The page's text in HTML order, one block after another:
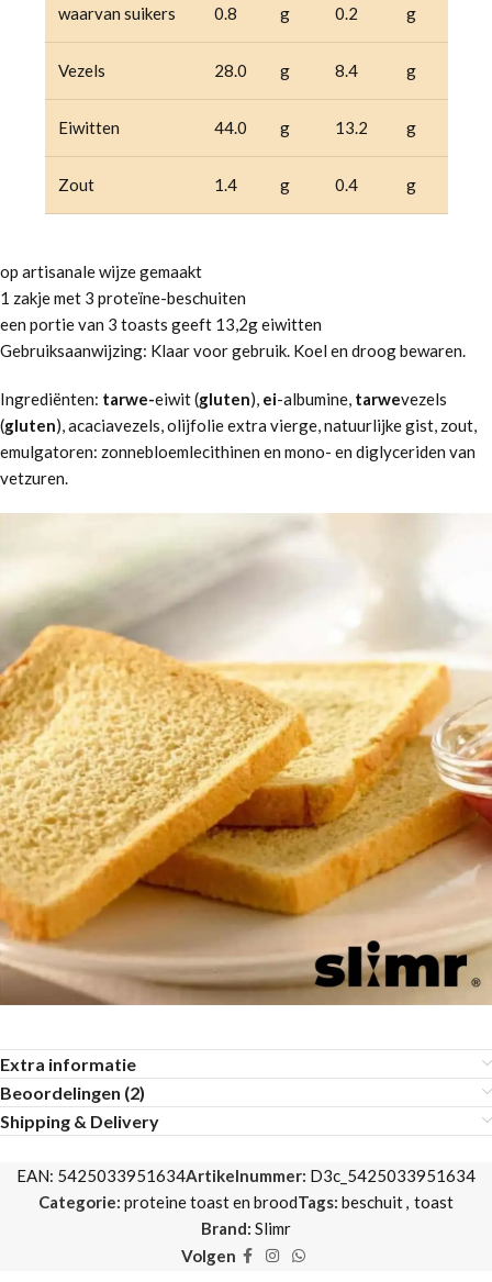
waarvan suikers 0.8 g 0.2 g
Vezels 28.0 g 8.4 g
Eiwitten 44.0 g 13.2 g
Zout 1.4 g 0.4 g
op artisanale wijze gemaakt
1 zakje met 3 proteïne-beschuiten
een portie van 3 toasts geeft 13,2g eiwitten
Gebruiksaanwijzing: Klaar voor gebruik. Koel en droog bewaren.
Ingrediënten: tarwe-eiwit (gluten), ei-albumine, tarwevezels
(gluten), acaciavezels, olijfolie extra vierge, natuurlijke gist, zout,
emulgatoren: zonnebloemlecithinen en mono- en diglyceriden van
vetzuren.
Extra informatie
Beoordelingen (2)
Shipping & Delivery
EAN: 5425033951634Artikelnummer: D3c_5425033951634
Categorie: proteine toast en broodTags: beschuit toast
Brand: Slimr
Volgen